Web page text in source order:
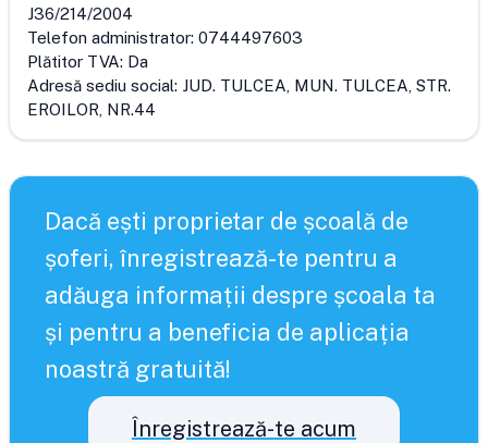
J36/214/2004
Telefon administrator: 0744497603
Plătitor TVA: Da
Adresă sediu social: JUD. TULCEA, MUN. TULCEA, STR.
EROILOR, NR.44
Dacă ești proprietar de școală de
șoferi, înregistrează-te pentru a
adăuga informații despre școala ta
și pentru a beneficia de aplicația
noastră gratuită!
Înregistrează-te acum